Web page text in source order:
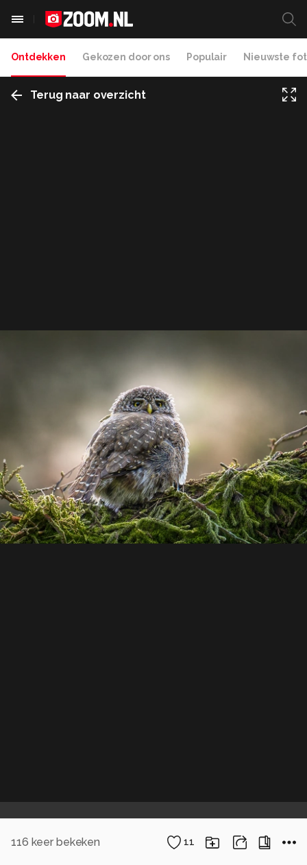
Ontdekken Gekozen door ons Populair Nieuwste
Terug naar overzicht
116 keer bekeken 11